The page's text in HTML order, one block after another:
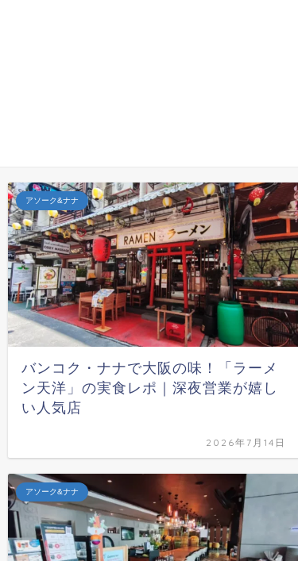
アソーク&ナナ
バンコク・ナナで大阪の味！「ラーメ
ン天洋」の実食レポ｜深夜営業が嬉し
い人気店
2026年7月14日
アソーク&ナナ